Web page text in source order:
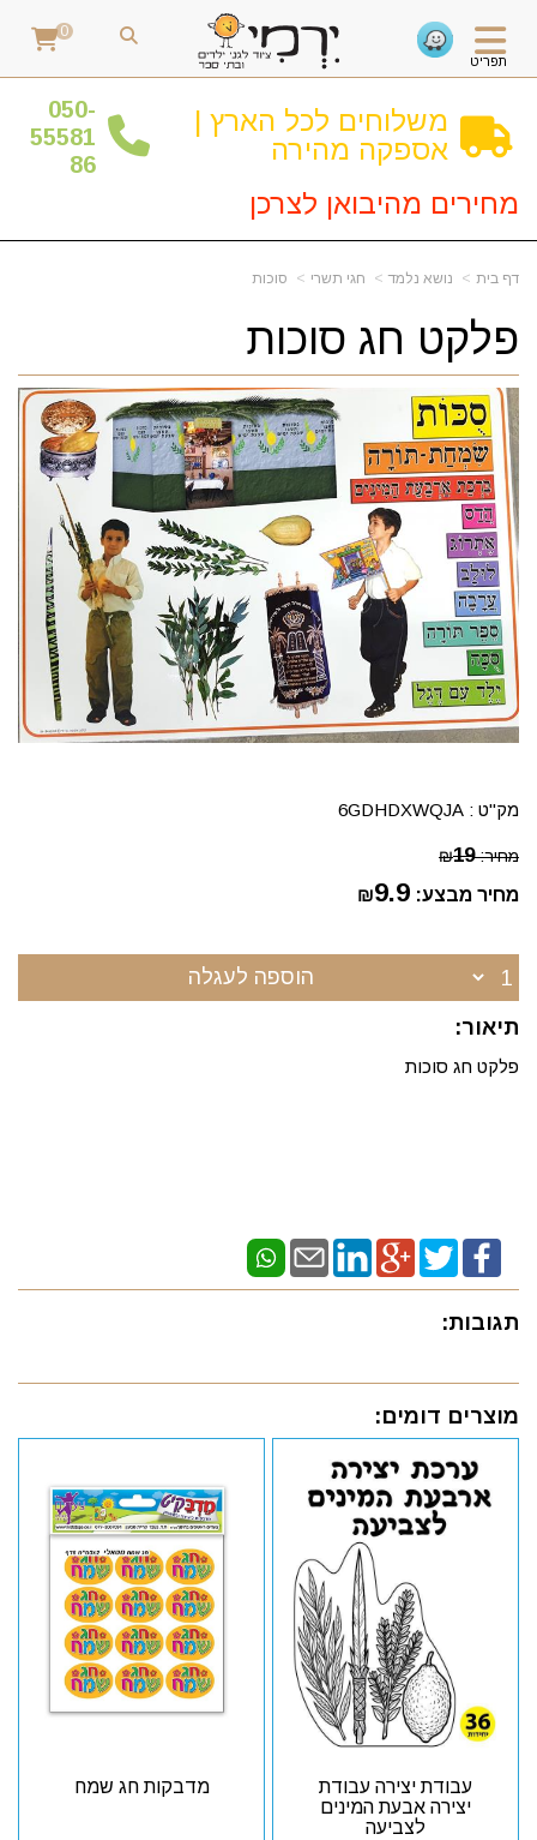
תפריט
0
משלוחים לכל הארץ |
אספקה מהירה
050-
55581
86
מחירים מהיבואן לצרכן
דף בית נושא נלמד חגי תשרי סוכות
פלקט חג סוכות
מק"ט : 6GDHDXWQJA
מחיר: ₪19
מחיר מבצע: ₪9.9
הוספה לעגלה
תיאור:
פלקט חג סוכות
תגובות:
מוצרים דומים:
עבודת יצירה עבודת
יצירה אבעת המינים
לצביעה
מדבקות חג שמח